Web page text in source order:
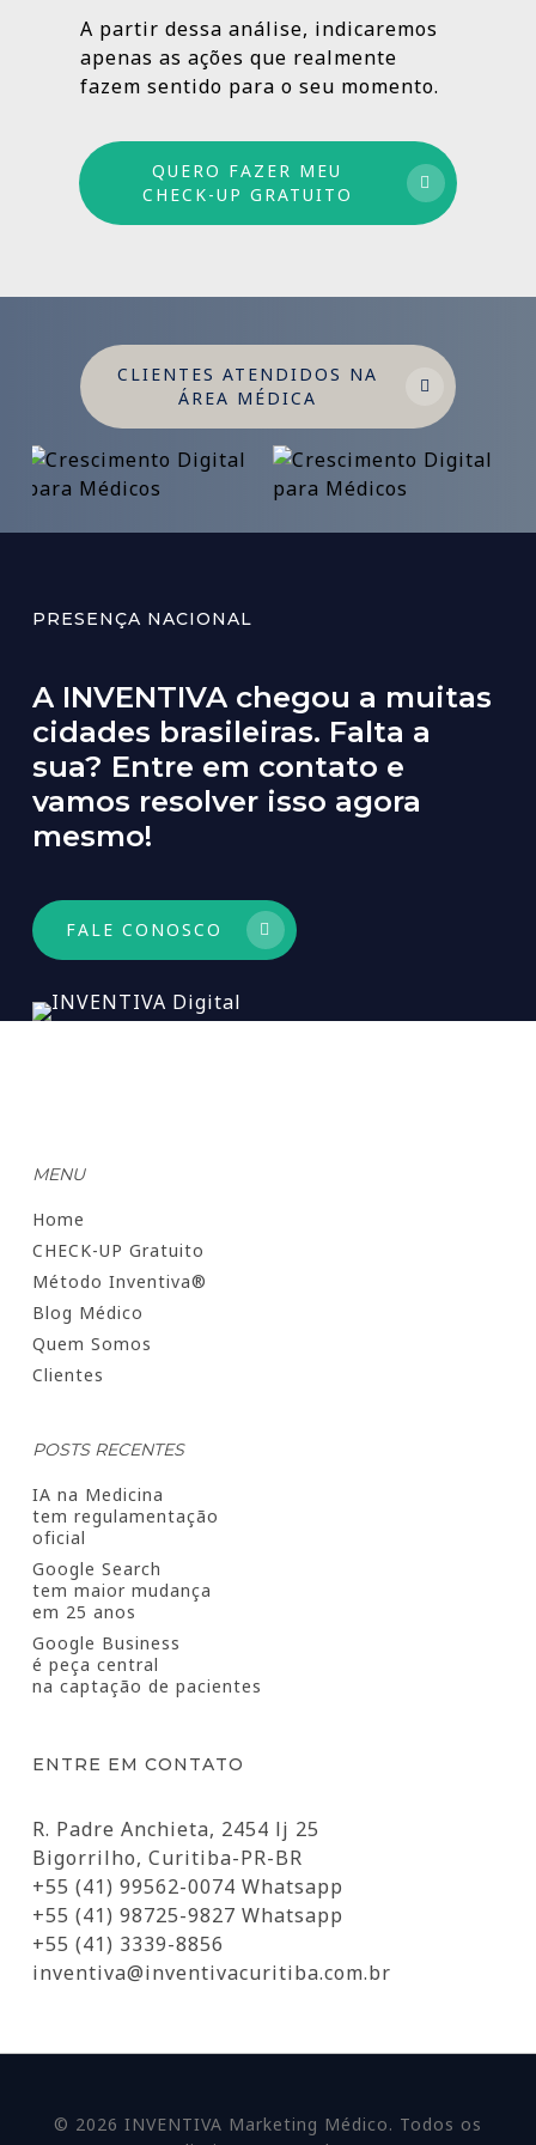
médio e longo prazo para garantir
crescimento sustentável.
A partir dessa análise, indicaremos
apenas as ações que realmente
fazem sentido para o seu momento.
QUERO FAZER MEU
CHECK-UP GRATUITO
CLIENTES ATENDIDOS NA
ÁREA MÉDICA
PRESENÇA NACIONAL
A INVENTIVA chegou a muitas
cidades brasileiras. Falta a
sua? Entre em contato e
vamos resolver isso agora
mesmo!
FALE CONOSCO
MENU
Home
CHECK-UP Gratuito
Método Inventiva®
Blog Médico
Quem Somos
Clientes
POSTS RECENTES
IA na Medicina
tem regulamentação
oficial
Google Search
tem maior mudança
em 25 anos
Google Business
é peça central
na captação de pacientes
ENTRE EM CONTATO
R. Padre Anchieta, 2454 lj 25
Bigorrilho, Curitiba-PR-BR
+55 (41) 99562-0074 Whatsapp
+55 (41) 98725-9827 Whatsapp
+55 (41) 3339-8856
inventiva@inventivacuritiba.com.br
© 2026 INVENTIVA Marketing Médico. Todos os